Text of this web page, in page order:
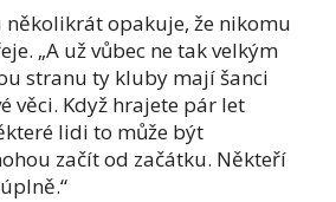
několikrát opakuje, že nikomu
„A už vůbec ne tak velkým
stranu ty kluby mají šanci
věci. Když hrajete pár let
lidi to může být
začít od začátku. Někteří